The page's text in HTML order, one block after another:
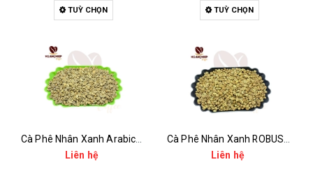
TUỲ CHỌN TUỲ CHỌN
Liên hệ
Liên hệ